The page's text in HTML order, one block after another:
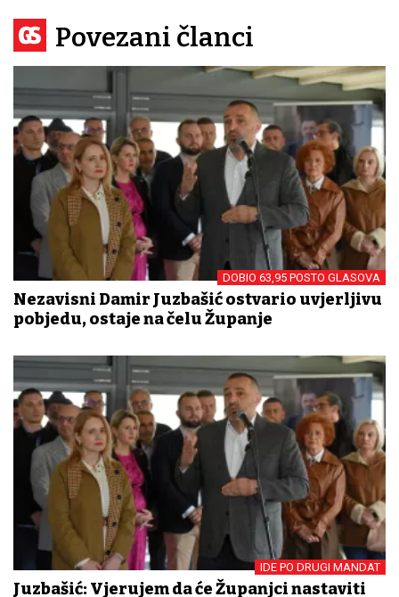
Povezani članci
DOBIO 63,95 POSTO GLASOVA
Nezavisni Damir Juzbašić ostvario uvjerljivu
pobjedu, ostaje na čelu Županje
IDE PO DRUGI MANDAT
Juzbašić: Vjerujem da će Županjci nastaviti